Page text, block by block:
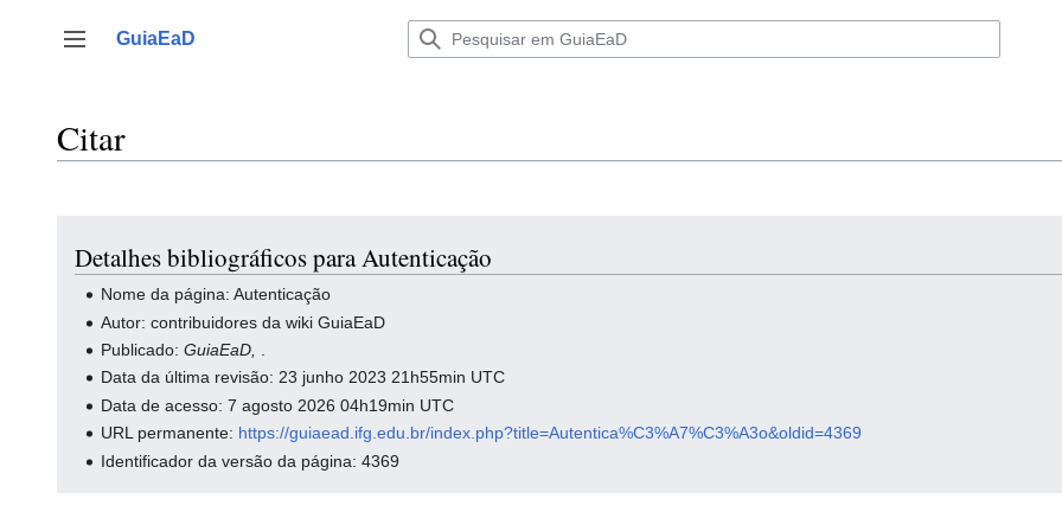
para
Alternar barra lateral
GuiaEaD
Citar
Detalhes bibliográficos para Autenticação
Nome da página: Autenticação
Autor: contribuidores da wiki GuiaEaD
Publicado:GuiaEaD,
Data da última revisão: 23 junho 2023 21h55min UTC
Data de acesso: 7 agosto 2026 04h19min UTC
URL permanente: https://guiaead.ifg.edu.br/index.php?title=Autentica%C3%A7%C3%A3o&oldid=4369
Identificador da versão da página: 4369